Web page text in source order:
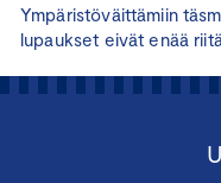
Ympäristöväittämiin
lupaukset eivät enää riitä